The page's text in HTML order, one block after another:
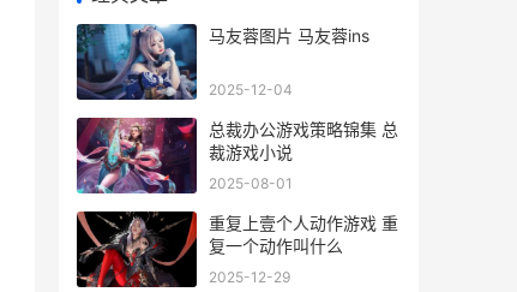
马友蓉图片 马友蓉ins
2025-12-04
总裁办公游戏策略锦集 总
裁游戏小说
2025-08-01
重复上壹个人动作游戏 重
复一个动作叫什么
2025-12-29